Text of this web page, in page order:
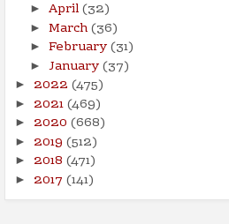
► April(32)
► March(36)
► February(31)
► January(37)
► 2022 (475)
► 2021(469)
► 2020 (668)
► 2019 (512)
► 2018 (471)
► 2017 (141)